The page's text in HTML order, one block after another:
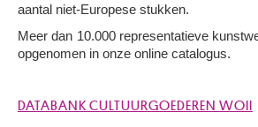
aantal niet-Europese stukken.
Meer dan 10.000 representatieve
opgenomen in onze online catalogus.
DATABANK CULTUURGOEDEREN WOII